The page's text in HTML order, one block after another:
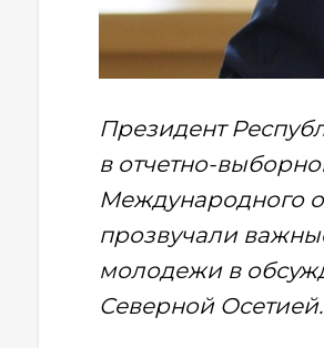
Президент
в отчетно-
Международного
прозвучали
молодежи в
Северной Осетией.